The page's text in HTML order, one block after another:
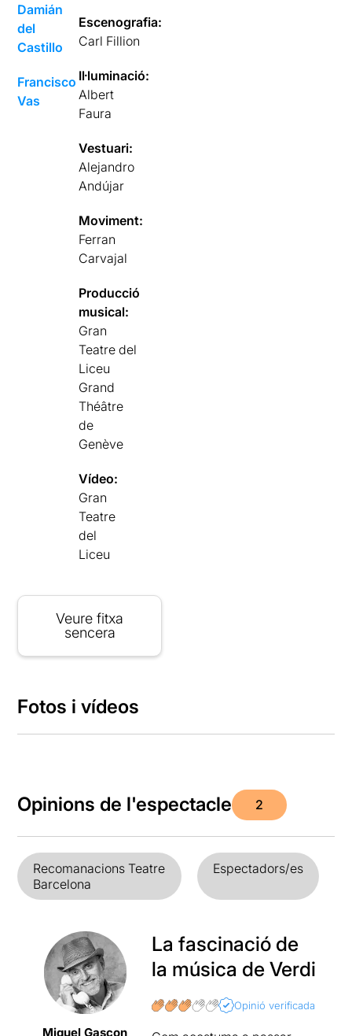
Damián
del
Castillo
Francisco
Vas
Escenografia:
Carl Fillion
Il·luminació:
Albert
Faura
Vestuari:
Alejandro
Andújar
Moviment:
Ferran
Carvajal
Producció
musical:
Gran
Teatre del
Liceu
Grand
Théâtre
de
Genève
Vídeo:
Gran
Teatre
del
Liceu
Veure fitxa
sencera
Fotos i vídeos
Opinions de l'espectacle 2
Recomanacions Teatre
Barcelona
Espectadors/es
Miquel Gascon
La fascinació de
la música de Verdi
Opinió verificada